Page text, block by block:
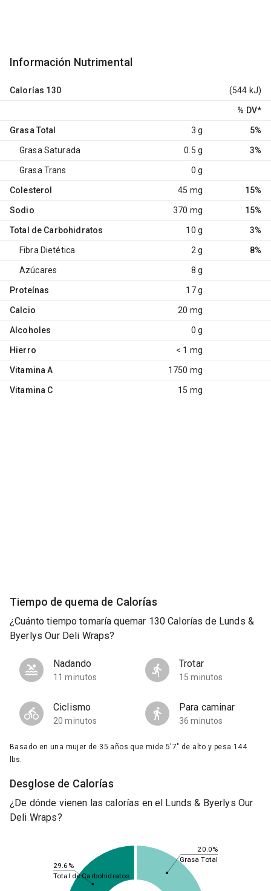
Información Nutrimental
Calorías 130 (544 kJ)
% DV*
Grasa Total 3 g 5%
Grasa Saturada 0.5 g 3%
Grasa Trans 0 g
Colesterol 45 mg 15%
Sodio 370 mg 15%
Total de Carbohidratos 10 g 3%
Fibra Dietética 2 g 8%
Azúcares 8 g
Proteínas 17 g
Calcio 20 mg
Alcoholes 0 g
Hierro < 1 mg
Vitamina A 1750 mg
Vitamina C 15 mg
Tiempo de quema de Calorías
¿Cuánto tiempo tomaría quemar 130 Calorías de Lunds &
Byerlys Our Deli Wraps?
Nadando
11 minutos
Trotar
15 minutos
Ciclismo
20 minutos
Para caminar
36 minutos
Basado en una mujer de 35 años que mide 5'7" de alto y pesa 144
lbs.
Desglose de Calorías
¿De dónde vienen las calorías en el Lunds & Byerlys Our
Deli Wraps?
20.0%
29.6%
Grasa Total
Total de Carbohidratos